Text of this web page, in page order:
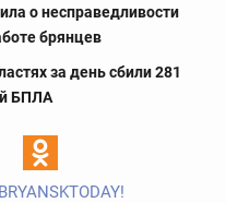
о несправедливости
брянцев
за день сбили 281
БПЛА